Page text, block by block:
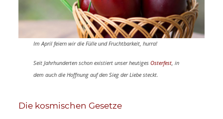
Im April feiern wir die Fülle und Fruchtbarkeit, hurra!
Seit Jahrhunderten schon existiert unser heutiges Osterfest, in
dem auch die Hoffnung auf den Sieg der Liebe steckt.
Die kosmischen Gesetze